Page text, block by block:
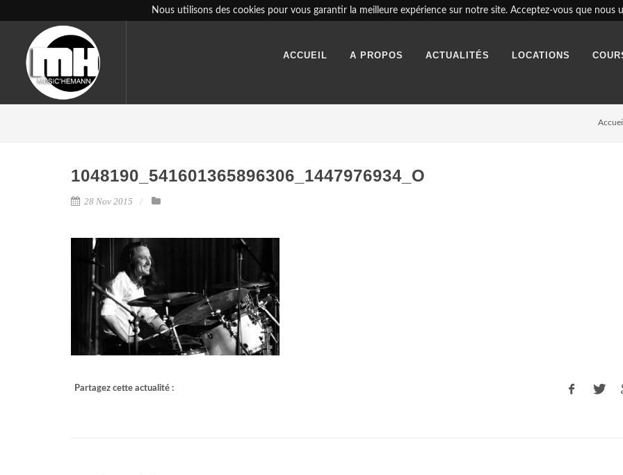
Nous utilisons des cookies pour vous garantir la meilleure expérience sur notre site. Acceptez-vous que nous
ACCUEIL A PROPOS ACTUALITÉS LOCATIONS
Accueil
1048190_541601365896306_1447976934_O
28 Nov 2015
Partagez cette actualité :